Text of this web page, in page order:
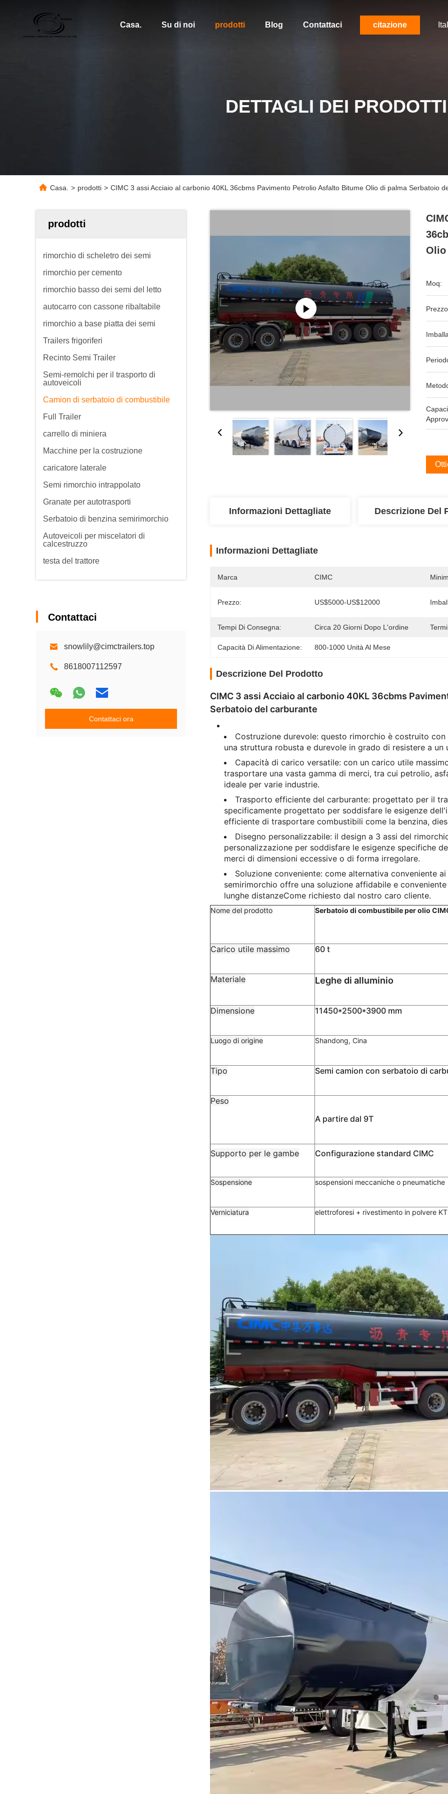
Casa. Su di noi prodotti Blog Contattaci citazione
DETTAGLI DEI PRODOTTI
Casa. > prodotti > CIMC 3 assi Acciaio al carbonio 40KL 36cbms Pavimento Petrolio Asfalto Bitume Olio di palma Serbatoio
prodotti
rimorchio di scheletro dei semi
rimorchio per cemento
rimorchio basso dei semi del letto
autocarro con cassone ribaltabile
rimorchio a base piatta dei semi
Trailers frigoriferi
Recinto Semi Trailer
Semi-remolchi per il trasporto di
autoveicoli
Camion di serbatoio di combustibile
Full Trailer
carrello di miniera
Macchine per la costruzione
caricatore laterale
Semi rimorchio intrappolato
Granate per autotrasporti
Serbatoio di benzina semirimorchio
Autoveicoli per miscelatori di
calcestruzzo
testa del trattore
Contattaci
snowlily@cimctrailers.top
8618007112597
Contattaci ora
Olio
Moq:
Informazioni Dettagliate Descrizione Del
Informazioni Dettagliate
Marca CIMC
Prezzo: US$5000-US$12000
Tempi Di Consegna: Circa 20 Giorni Dopo L'ordine
Capacità Di Alimentazione: 800-1000 Unità Al Mese
Descrizione Del Prodotto
CIMC 3 assi Acciaio al carbonio 40KL 36cbms
Serbatoio del carburante
Costruzione durevole: questo rimorchio è costruito
una struttura robusta e durevole in grado di resistere a
Capacità di carico versatile: con un carico utile
trasportare una vasta gamma di merci, tra cui petrolio,
ideale per varie industrie.
Trasporto efficiente del carburante: progettato per il
specificamente progettato per soddisfare le esigenze
efficiente di trasportare combustibili come la benzina,
Disegno personalizzabile: il design a 3 assi del
personalizzazione per soddisfare le esigenze specifiche
merci di dimensioni eccessive o di forma irregolare.
Soluzione conveniente: come alternativa conveniente
semirimorchio offre una soluzione affidabile e
lunghe distanzeCome richiesto dal nostro caro cliente.
Nome del prodotto Serbatoio di combustibile per olio
Carico utile massimo 60 t
Materiale Leghe di alluminio
Dimensione 11450*2500*3900 mm
Luogo di origine Shandong, Cina
Tipo Semi camion con serbatoio di
Peso
A partire dal 9T
Supporto per le gambe Configurazione standard CIMC
Sospensione sospensioni meccaniche o pneumatiche
Verniciatura elettroforesi + rivestimento in polvere